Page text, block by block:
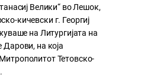
Велики“ во Лешок,
кичевски г. Георгиј
на Литургијата на
Дарови, на која
Тетовско-